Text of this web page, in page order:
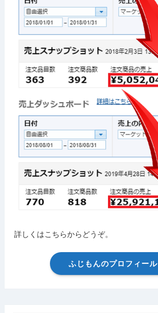
詳しくはこちらからどうぞ。
ふじもんのプロフィール